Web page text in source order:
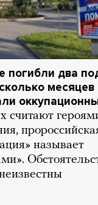
погибли два
месяцев
считают
называет